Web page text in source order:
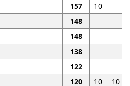
157
10
148
148
138
122
120 10
10